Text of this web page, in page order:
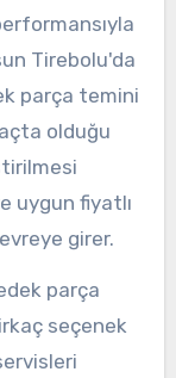
Tirebolu'da
parça temini
olduğu
uygun fiyatlı
girer.
parça
seçenek